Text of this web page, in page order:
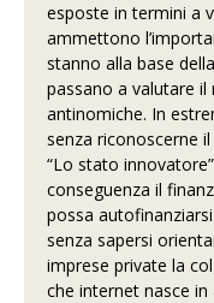
esposte in termini a
ammettono
stanno alla base
passano a valutare
antinomiche. In
senza riconoscerne
“Lo stato
conseguenza il
possa
senza sapersi
imprese private la
che internet nasce